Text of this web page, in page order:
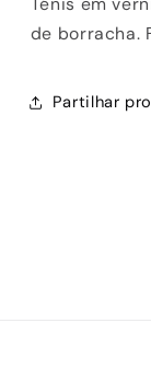
de borracha.
Partilhar